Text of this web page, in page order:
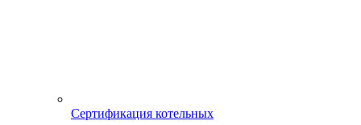
Сертификация котельных